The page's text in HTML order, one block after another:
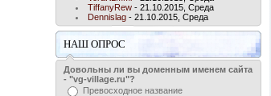
TiffanyRew - 21.10.2015, Среда
Dennislag - 21.10.2015, Среда
НАШ ОПРОС
Довольны ли вы доменным именем сайта
- "vg-village.ru"?
Превосходное название